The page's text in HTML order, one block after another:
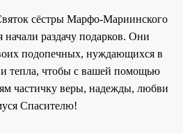
сёстры Марфо-Мариинского
начали раздачу подарков. Они
подопечных, нуждающихся в
тепла, чтобы с вашей помощью
частичку веры, надежды, любви
Спасителю!